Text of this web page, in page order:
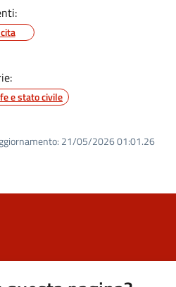
e stato civile
21/05/2026 01:01.26